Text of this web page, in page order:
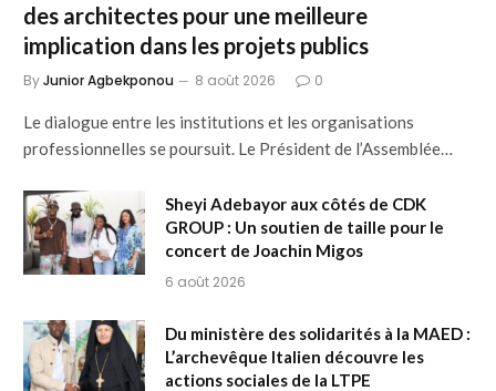
des architectes pour une meilleure
implication dans les projets publics
ByJunior Agbekponou 8 août 2026 0
Le dialogue entre les institutions et les organisations
professionnelles se poursuit. Le Président de l’Assemblée…
Sheyi Adebayor aux côtés de CDK
GROUP : Un soutien de taille pour le
concert de Joachin Migos
6 août 2026
Du ministère des solidarités à la MAED :
L’archevêque Italien découvre les
actions sociales de la LTPE